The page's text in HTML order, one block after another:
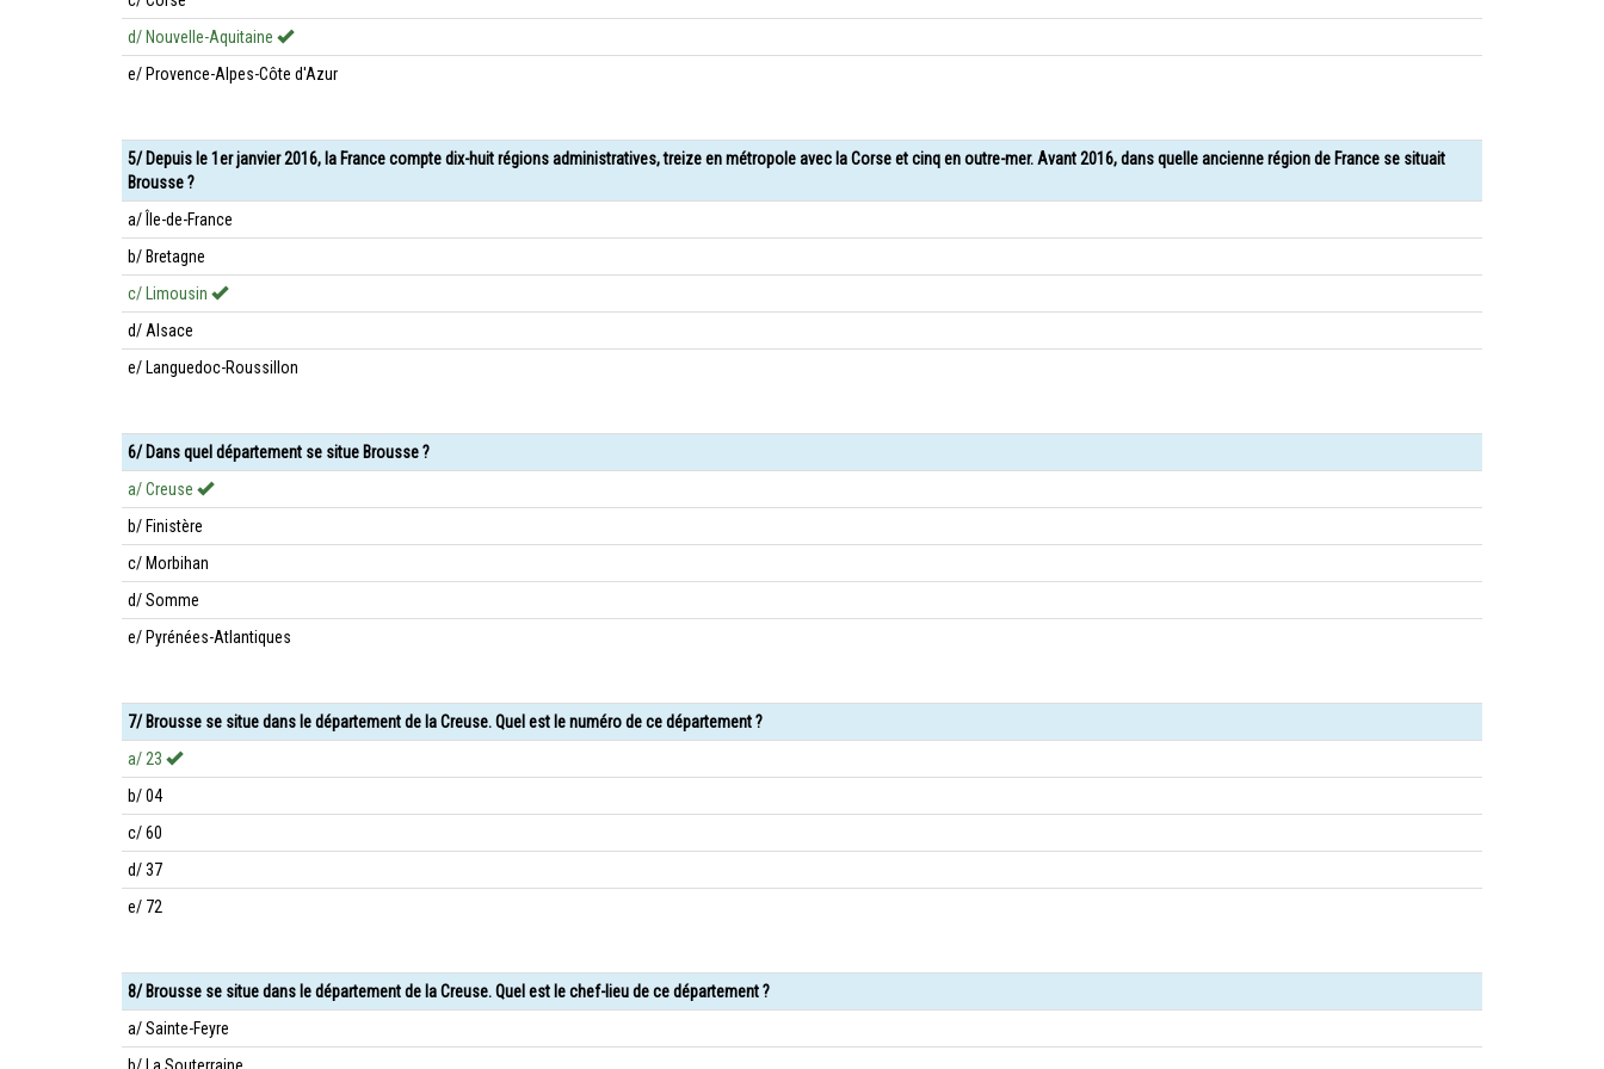
d/ Nouvelle-Aquitaine
e/ Provence-Alpes-Côte d'Azur
5/ Depuis le 1er janvier 2016, la France compte dix-huit régions administratives, treize en métropole avec la Corse et cinq en outre-mer. Avant 2016, dans quelle ancienne région de France se situait
Brousse ?
a/ Île-de-France
b/ Bretagne
c/ Limousin
d/ Alsace
e/ Languedoc-Roussillon
6/ Dans quel département se situe Brousse ?
a/ Creuse
b/ Finistère
c/ Morbihan
d/ Somme
e/ Pyrénées-Atlantiques
7/ Brousse se situe dans le département de la Creuse. Quel est le numéro de ce département ?
a/ 23
b/ 04
c/ 60
d/ 37
e/ 72
8/ Brousse se situe dans le département de la Creuse. Quel est le chef-lieu de ce département ?
a/ Sainte-Feyre